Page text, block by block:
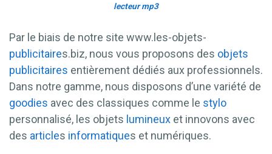
lecteur mp3
Par le biais de notre site www.les-objets-
publicitaires.biz, nous vous proposons des objets
publicitaires entièrement dédiés aux professionnels.
Dans notre gamme, nous disposons d’une variété de
goodies avec des classiques comme le stylo
personnalisé, les objets lumineux et innovons avec
des articles informatiques et numériques.